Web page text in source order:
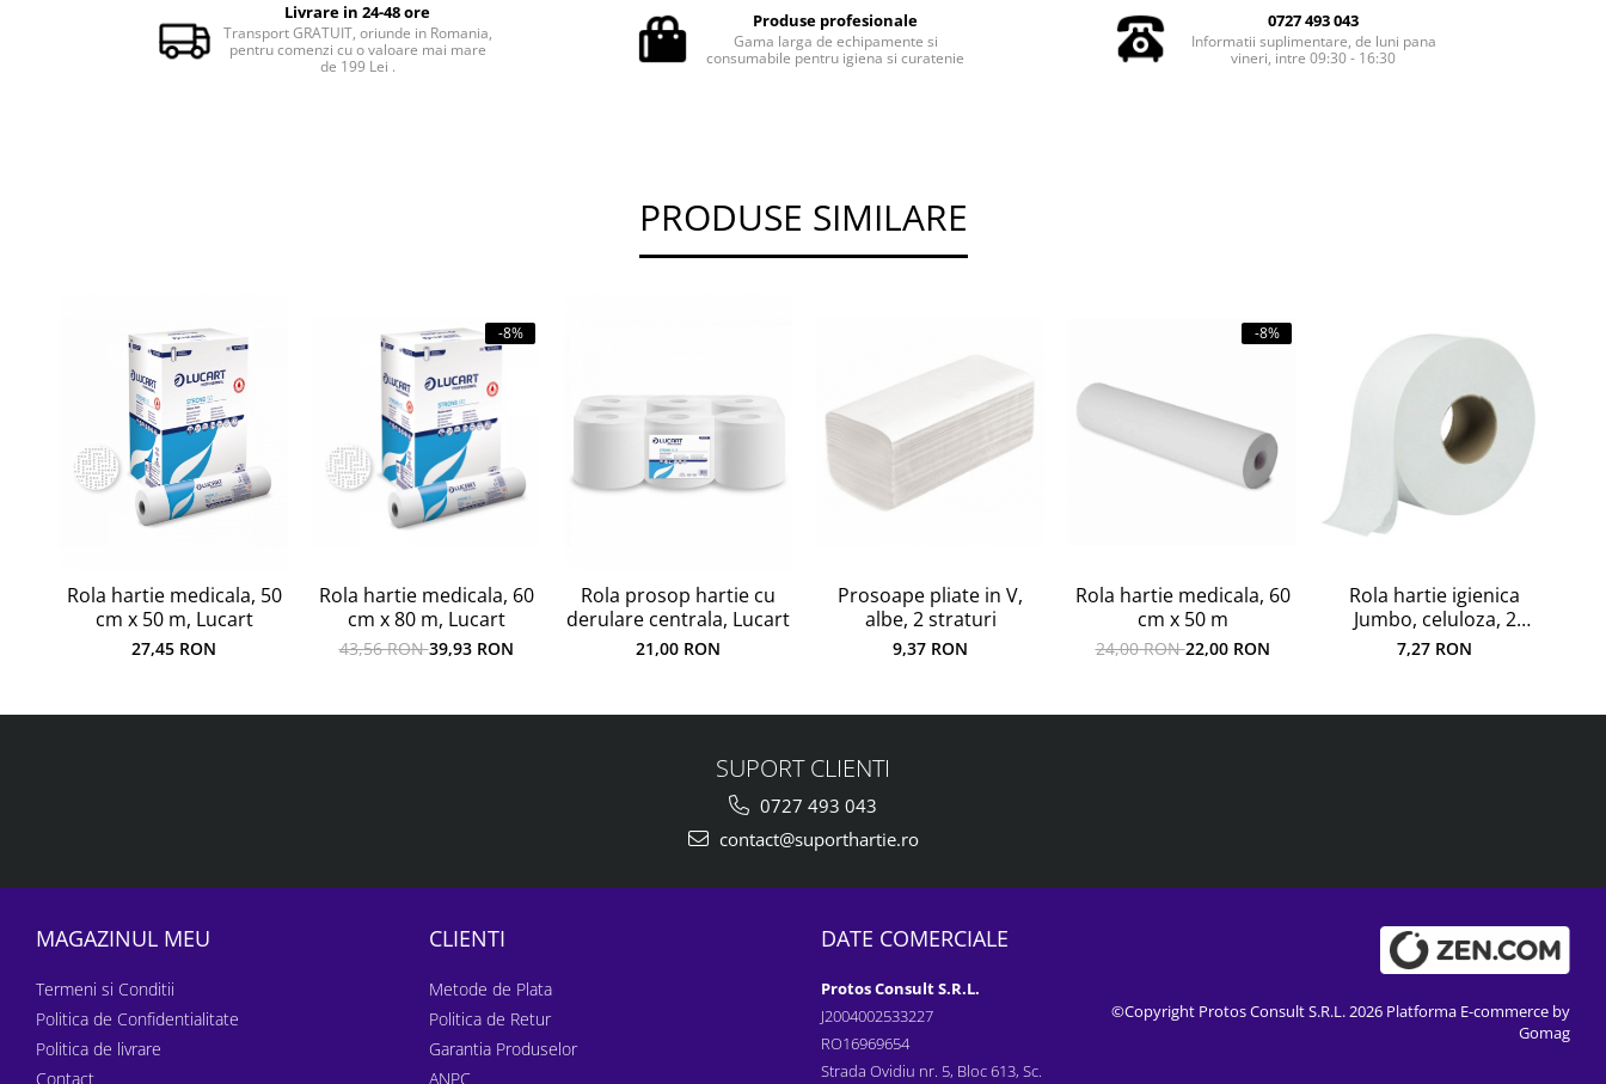
Livrare in 24-48 ore
Transport GRATUIT, oriunde in Romania,
pentru comenzi cu o valoare mai mare
de 199 Lei .
Produse profesionale
Gama larga de echipamente si
consumabile pentru igiena si curatenie
0727 493 043
Informatii suplimentare, de luni pana
vineri, intre 09:30 - 16:30
PRODUSE SIMILARE
Rola hartie medicala, 50
cm x 50 m, Lucart
27,45 RON
-8%
Rola hartie medicala, 60
cm x 80 m, Lucart
43,56 RON39,93 RON
Rola prosop hartie cu
derulare centrala, Lucart
21,00 RON
Prosoape pliate in V,
albe, 2 straturi
9,37 RON
-8%
Rola hartie medicala, 60
cm x 50 m
24,00 RON22,00 RON
Rola hartie igienica
Jumbo, celuloza, 2
straturi
7,27 RON
SUPORT CLIENTI
0727 493 043
contact@suporthartie.ro
MAGAZINUL MEU
Termeni si Conditii
Politica de Confidentialitate
Politica de livrare
Contact
CLIENTI
Metode de Plata
Politica de Retur
Garantia Produselor
ANPC
DATE COMERCIALE
Protos Consult S.R.L.
J2004002533227
RO16969654
Strada Ovidiu nr. 5, Bloc 613, Sc.
©Copyright Protos Consult S.R.L. 2026 Platforma E-commerce by
Gomag